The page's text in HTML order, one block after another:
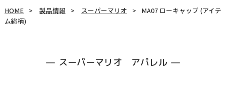
HOME 製品情報 スーパーマリオ
MA07 ローキャップ (アイテ
ム総柄)
スーパーマリオ アパレル